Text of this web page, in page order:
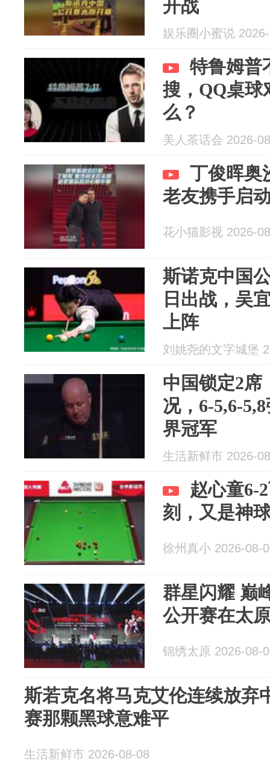
开战
娱乐圈小蜜说
特鲁姆普
搜，QQ桌球
么？
美人茶话会 2026-
丁俊晖奥
老友携手启
花小猫影视 2026-
斯诺克中国
日出战，吴
上阵
刘姚尧的文字城堡
中国锁定2席
况，6-5,6-
界冠军
生活新鲜市 2026-
赵心童6-
刻，又是神
徐州真小 2026-08-
群星闪耀 巅
公开赛在太
锦绣太原 2026-08-
斯若克名将马克艾伦连续放弃
赛那颗黑球意难平
生活新鲜市 2026-08-08